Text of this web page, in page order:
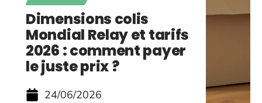
Dimensions colis
Mondial Relay et tarifs
2026 : comment payer
le juste prix ?
24/06/2026